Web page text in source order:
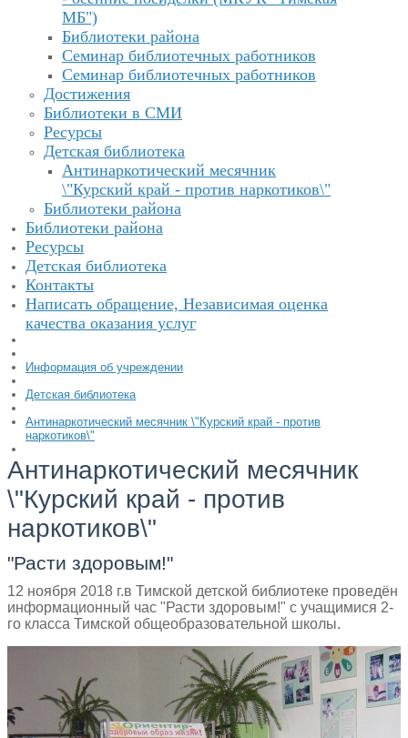
МБ")
Библиотеки района
Семинар библиотечных работников
Семинар библиотечных работников
Достижения
Библиотеки в СМИ
Ресурсы
Детская библиотека
Антинаркотический месячник
\"Курский край - против наркотиков\"
Библиотеки района
Библиотеки района
Ресурсы
Детская библиотека
Контакты
Написать обращение, Независимая оценка
качества оказания услуг
Информация об учреждении
Детская библиотека
Антинаркотический месячник \"Курский край - против
наркотиков\"
Антинаркотический месячник
\"Курский край - против
наркотиков\"
"Расти здоровым!"
12 ноября 2018 г.в Тимской детской библиотеке проведён
информационный час "Расти здоровым!" с учащимися 2-
го класса Тимской общеобразовательной школы.